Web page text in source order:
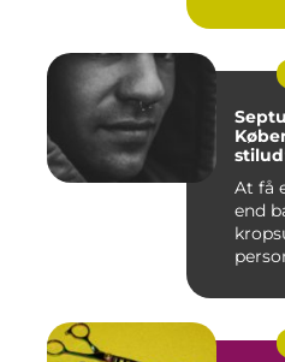
At få
end